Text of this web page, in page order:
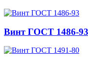
Винт ГОСТ 1486-93